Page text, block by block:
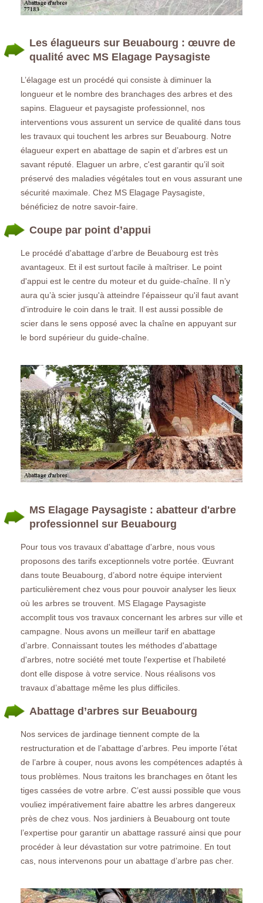
Les élagueurs sur Beuabourg : œuvre de
qualité avec MS Elagage Paysagiste
L’élagage est un procédé qui consiste à diminuer la
longueur et le nombre des branchages des arbres et des
sapins. Elagueur et paysagiste professionnel, nos
interventions vous assurent un service de qualité dans tous
les travaux qui touchent les arbres sur Beuabourg. Notre
élagueur expert en abattage de sapin et d’arbres est un
savant réputé. Elaguer un arbre, c'est garantir qu’il soit
préservé des maladies végétales tout en vous assurant une
sécurité maximale. Chez MS Elagage Paysagiste,
bénéficiez de notre savoir-faire.
Coupe par point d’appui
Le procédé d'abattage d’arbre de Beuabourg est très
avantageux. Et il est surtout facile à maîtriser. Le point
d'appui est le centre du moteur et du guide-chaîne. Il n’y
aura qu’à scier jusqu'à atteindre l'épaisseur qu'il faut avant
d'introduire le coin dans le trait. Il est aussi possible de
scier dans le sens opposé avec la chaîne en appuyant sur
le bord supérieur du guide-chaîne.
MS Elagage Paysagiste : abatteur d'arbre
professionnel sur Beuabourg
Pour tous vos travaux d'abattage d'arbre, nous vous
proposons des tarifs exceptionnels votre portée. Œuvrant
dans toute Beuabourg, d’abord notre équipe intervient
particulièrement chez vous pour pouvoir analyser les lieux
où les arbres se trouvent. MS Elagage Paysagiste
accomplit tous vos travaux concernant les arbres sur ville et
campagne. Nous avons un meilleur tarif en abattage
d’arbre. Connaissant toutes les méthodes d'abattage
d'arbres, notre société met toute l'expertise et l’habileté
dont elle dispose à votre service. Nous réalisons vos
travaux d’abattage même les plus difficiles.
Abattage d’arbres sur Beuabourg
Nos services de jardinage tiennent compte de la
restructuration et de l’abattage d’arbres. Peu importe l’état
de l’arbre à couper, nous avons les compétences adaptés à
tous problèmes. Nous traitons les branchages en ôtant les
tiges cassées de votre arbre. C’est aussi possible que vous
vouliez impérativement faire abattre les arbres dangereux
près de chez vous. Nos jardiniers à Beuabourg ont toute
l’expertise pour garantir un abattage rassuré ainsi que pour
procéder à leur dévastation sur votre patrimoine. En tout
cas, nous intervenons pour un abattage d’arbre pas cher.